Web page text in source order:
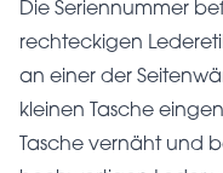
Die Seriennummer
rechteckigen
an einer der
kleinen Tasche
Tasche vernäht und